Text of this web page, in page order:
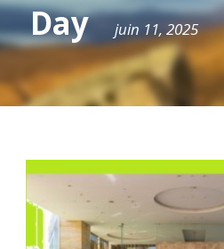
Day juin 11, 2025